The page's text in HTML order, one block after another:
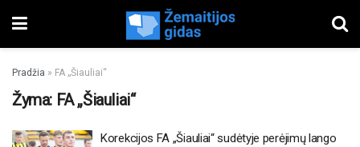
Pradžia » FA „Šiauliai“
Žyma: FA „Šiauliai“
Korekcijos FA „Šiauliai“ sudėtyje perėjimų lango